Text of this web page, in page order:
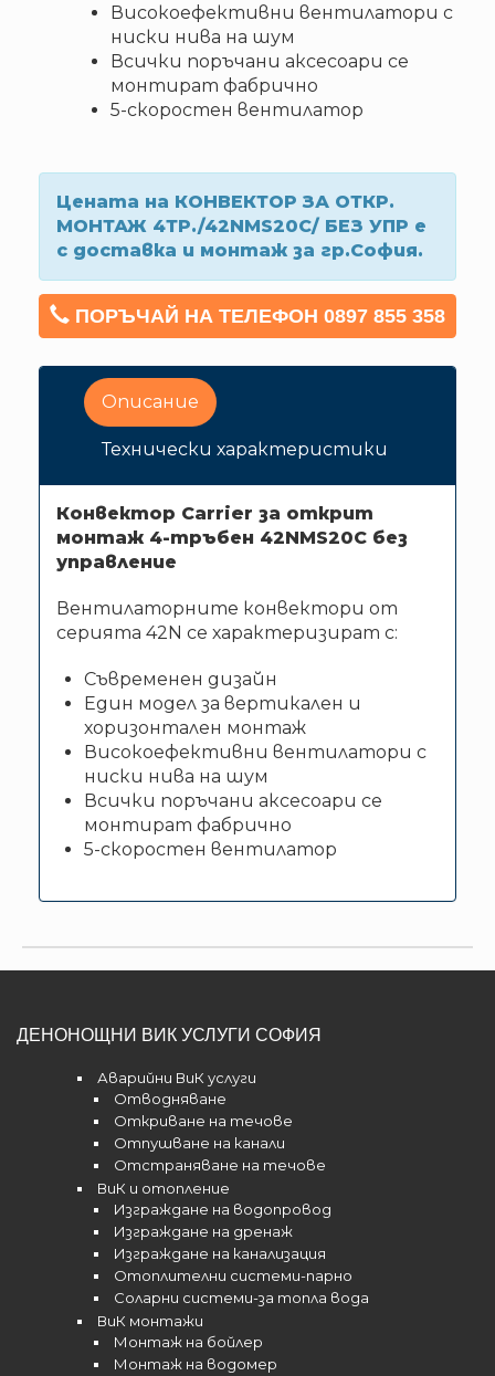
Високоефективни вентилатори с
ниски нива на шум
Всички поръчани аксесоари се
монтират фабрично
5-скоростен вентилатор
Цената на КОНВЕКТОР ЗА ОТКР.
МОНТАЖ 4ТР./42NMS20C/ БЕЗ УПР е
с доставка и монтаж за гр.София.
ПОРЪЧАЙ НА ТЕЛЕФОН 0897 855 358
Описание
Технически характеристики
Конвектор Carrier за открит
монтаж 4-тръбен 42NMS20C без
управление
Вентилаторните конвектори от
серията 42N се характеризират с:
Съвременен дизайн
Един модел за вертикален и
хоризонтален монтаж
Високоефективни вентилатори с
ниски нива на шум
Всички поръчани аксесоари се
монтират фабрично
5-скоростен вентилатор
ДЕНОНОЩНИ ВИК УСЛУГИ СОФИЯ
Аварийни ВиК услуги
Отводняване
Откриване на течове
Отпушване на канали
Отстраняване на течове
ВиК и отопление
Изграждане на водопровод
Изграждане на дренаж
Изграждане на канализация
Отоплителни системи-парно
Соларни системи-за топла вода
ВиК монтажи
Монтаж на бойлер
Монтаж на водомер